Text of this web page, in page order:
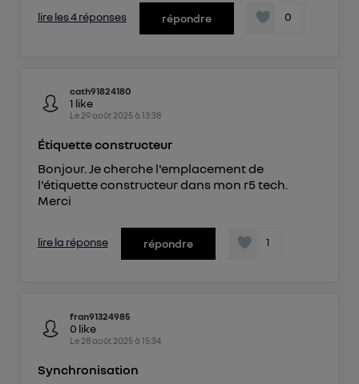
lire les 4 réponses répondre 0
cath91824180
1 like
Le 29 août 2025à 13:38
Étiquette constructeur
Bonjour. Je cherche l'emplacement de
l'étiquette constructeur dans mon r5 tech.
Merci
lire la réponse répondre 1
fran91324985
0 like
Le 28 août 2025à 15:34
Synchronisation